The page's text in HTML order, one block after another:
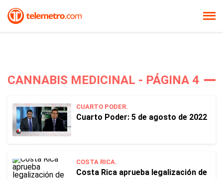
CANNABIS MEDICINAL - PÁGINA 4
CUARTO PODER.
Cuarto Poder: 5 de agosto de 2022
COSTA RICA.
Costa Rica aprueba legalización de